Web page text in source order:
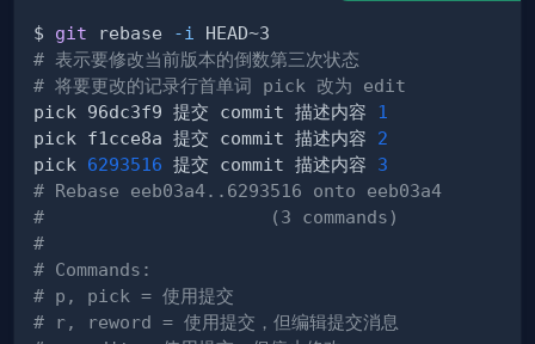
$ git rebase -i
# 表示要修改当前版本的倒数第三次状态
# 将要更改的记录行首单词 pick 改为 edit
pick 96dc3f9 提交 commit 描述内容 1
pick f1cce8a 提交 commit 描述内容 2
pick 6293516 提交 commit 描述内容 3
# Rebase eeb03a4..6293516 onto eeb03a4
#                     (3 commands)
#
# Commands:
# p, pick = 使用提交
# r, reword = 使用提交，但编辑提交消息